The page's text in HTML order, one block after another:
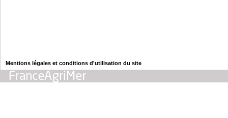
Mentions légales et conditions d'utilisation du site